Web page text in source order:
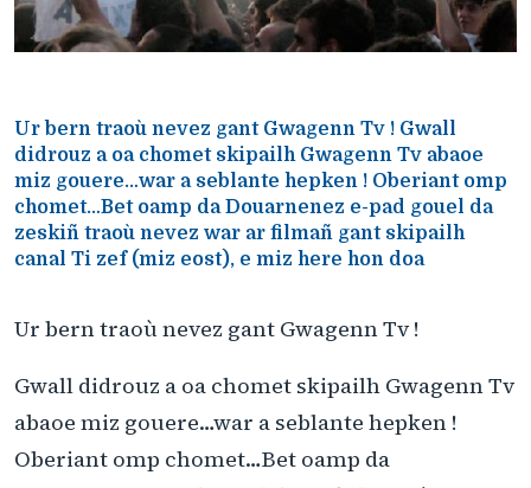
Ur bern traoù nevez gant Gwagenn Tv ! Gwall
didrouz a oa chomet skipailh Gwagenn Tv abaoe
miz gouere…war a seblante hepken ! Oberiant omp
chomet…Bet oamp da Douarnenez e-pad gouel da
zeskiñ traoù nevez war ar filmañ gant skipailh
canal Ti zef (miz eost), e miz here hon doa
Ur bern traoù nevez gant Gwagenn Tv !
Gwall didrouz a oa chomet skipailh Gwagenn Tv
abaoe miz gouere…war a seblante hepken !
Oberiant omp chomet…Bet oamp da